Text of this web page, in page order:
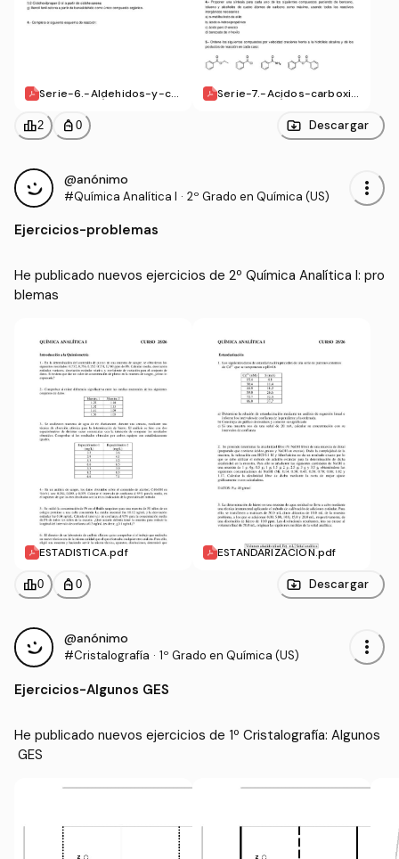
Serie-6.-Aldehidos-y-ce
Serie-7.-Acidos-carboxili
leaderboard2 personal_bag 0 Descargar
@anónimo
#Química Analítica I · 2º Grado en Química (US) more_vert
Ejercicios-problemas
He publicado nuevos ejercicios de 2º Química Analítica I: pro
blemas
ESTADISTICA.pdf ESTANDARIZACION.pdf
leaderboard0 personal_bag 0 Descargar
@anónimo
#Cristalografía · 1º Grado en Química (US) more_vert
Ejercicios-Algunos GES
He publicado nuevos ejercicios de 1º Cristalografía: Algunos
GES